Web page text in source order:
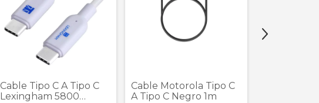
Cable Tipo C A Tipo C
Lexingham 5800
Cable Motorola Tipo C
A Tipo C Negro 1m